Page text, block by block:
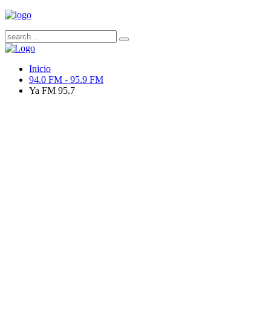
Inicio
94.0 FM - 95.9 FM
Ya FM 95.7